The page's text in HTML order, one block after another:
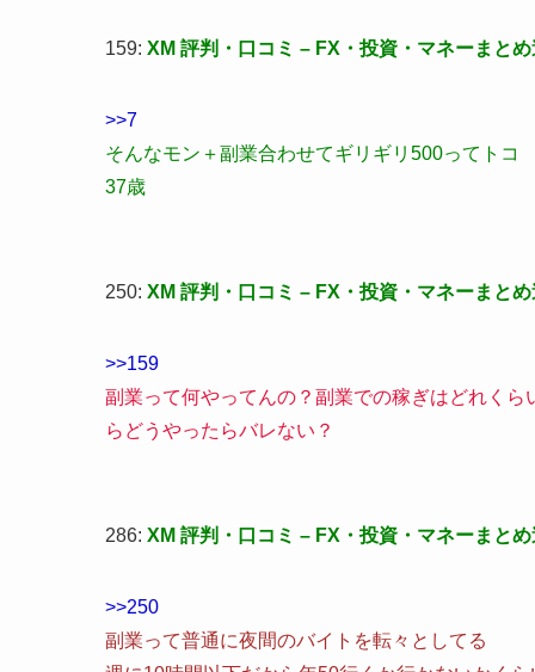
159: XM 評判・口コミ – FX・投資・マネーまとめ
>>7
そんなモン＋副業合わせてギリギリ500ってトコ
37歳
250: XM 評判・口コミ – FX・投資・マネーまとめ
>>159
副業って何やってんの？副業での稼ぎはどれく
らどうやったらバレない？
286: XM 評判・口コミ – FX・投資・マネーまとめ
>>250
副業って普通に夜間のバイトを転々としてる